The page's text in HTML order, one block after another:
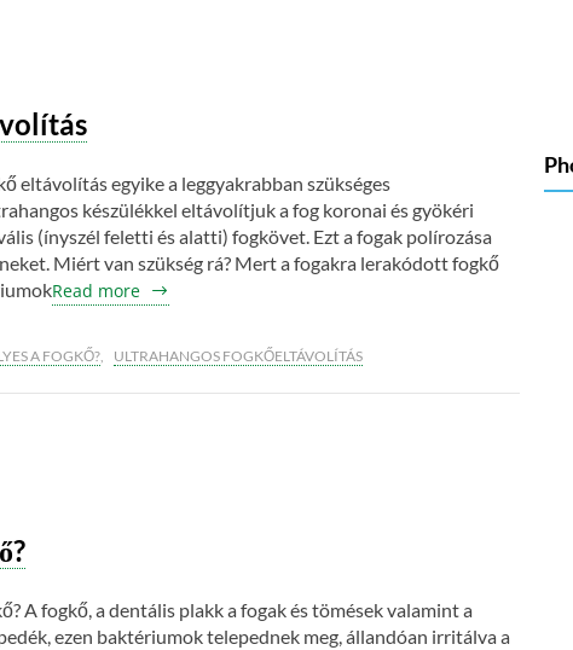
eltávolítás egyike a leggyakrabban szükséges
készülékkel eltávolítjuk a fog koronai és gyökéri
(ínyszél feletti és alatti) fogkövet. Ezt a fogak polírozása
Miért van szükség rá? Mert a fogakra lerakódott fogkő
Read more
A FOGKŐ?, ULTRAHANGOS FOGKŐELTÁVOLÍTÁS
A fogkő, a dentális plakk a fogak és tömések valamint a
ezen baktériumok telepednek meg, állandóan irritálva a